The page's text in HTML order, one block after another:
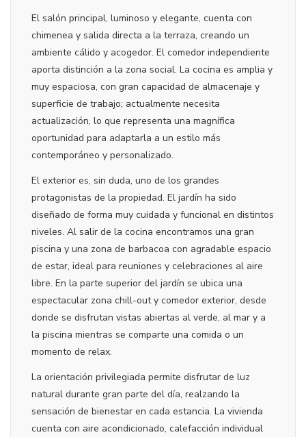
El salón principal, luminoso y elegante, cuenta con
chimenea y salida directa a la terraza, creando un
ambiente cálido y acogedor. El comedor independiente
aporta distinción a la zona social. La cocina es amplia y
muy espaciosa, con gran capacidad de almacenaje y
superficie de trabajo; actualmente necesita
actualización, lo que representa una magnífica
oportunidad para adaptarla a un estilo más
contemporáneo y personalizado.
El exterior es, sin duda, uno de los grandes
protagonistas de la propiedad. El jardín ha sido
diseñado de forma muy cuidada y funcional en distintos
niveles. Al salir de la cocina encontramos una gran
piscina y una zona de barbacoa con agradable espacio
de estar, ideal para reuniones y celebraciones al aire
libre. En la parte superior del jardín se ubica una
espectacular zona chill-out y comedor exterior, desde
donde se disfrutan vistas abiertas al verde, al mar y a
la piscina mientras se comparte una comida o un
momento de relax.
La orientación privilegiada permite disfrutar de luz
natural durante gran parte del día, realzando la
sensación de bienestar en cada estancia. La vivienda
cuenta con aire acondicionado, calefacción individual